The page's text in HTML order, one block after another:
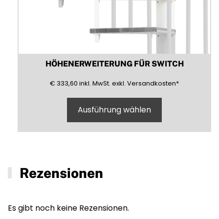
HÖHENERWEITERUNG FÜR SWITCH
€ 333,60 333,60
inkl. (inklusive)
MwSt. (Mehrwertsteuer)
exkl. (exklusive)
Versandkosten*
Ausführung wählen
Rezensionen
Es gibt noch keine Rezensionen.